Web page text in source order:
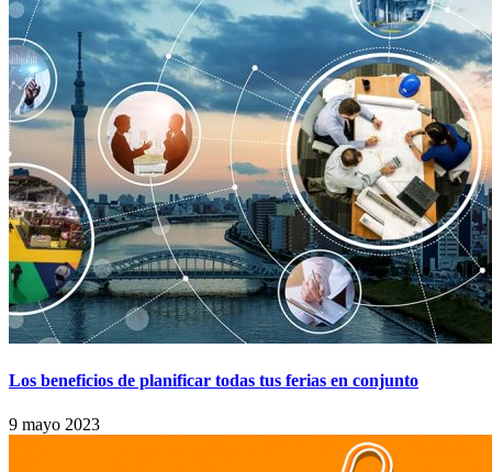
Los beneficios de planificar todas tus ferias en conjunto
9 mayo 2023